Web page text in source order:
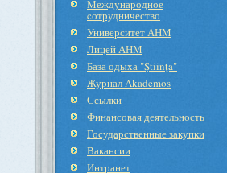
Международное
cотрудничество
Университет АНМ
Лицей АНМ
База одыха "Ştiinţa"
Журнал Akademos
Ссылки
Финансовая деятельность
Государственные закупки
Вакансии
Интранет